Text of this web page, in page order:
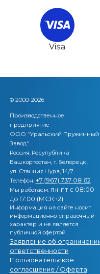
Visa
© 2000-2026
Производственное
предприятие
ООО "Уральский Пружинный
Завод"
Россия, Ресупублика
Башкортостан, г. Белорецк,
ул. Станция Нура, 14/7
Телефон: +7 (967) 737 08 62
Мы работаем: пн-пт с 08:00
до 17:00 (МСК+2)
Информация на сайте носит
информационно-справочный
характер и не является
публичной офертой.
Заявление об
ответственности
Пользовательское
согласшение / Оферта